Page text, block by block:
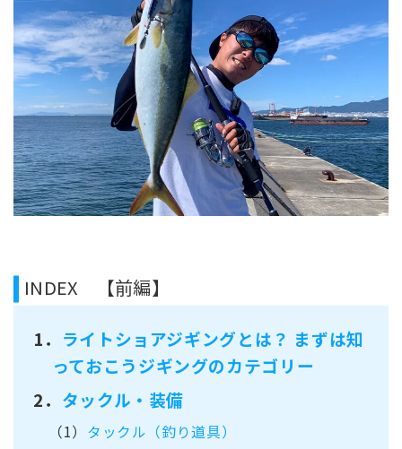
INDEX 【前編】
1． ライトショアジギングとは？ まずは知
っておこうジギングのカテゴリー
2． タックル・装備
（1） タックル（釣り道具）